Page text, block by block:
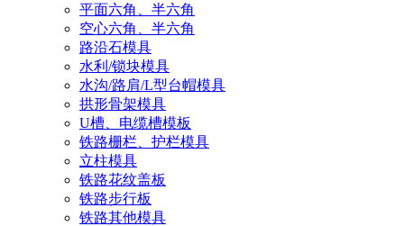
平面六角、半六角
空心六角、半六角
路沿石模具
水利/锁块模具
水沟/路肩/L型台帽模具
拱形骨架模具
U槽、电缆槽模板
铁路栅栏、护栏模具
立柱模具
铁路花纹盖板
铁路步行板
铁路其他模具